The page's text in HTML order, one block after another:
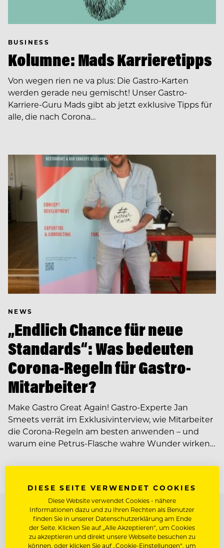
BUSINESS
Kolumne: Mads Karrieretipps
Von wegen rien ne va plus: Die Gastro-Karten
werden gerade neu gemischt! Unser Gastro-
Karriere-Guru Mads gibt ab jetzt exklusive Tipps für
alle, die nach Corona…
NEWS
„Endlich Chance für neue
Standards“: Was bedeuten
Corona-Regeln für Gastro-
Mitarbeiter?
Make Gastro Great Again! Gastro-Experte Jan
Smeets verrät im Exklusivinterview, wie Mitarbeiter
die Corona-Regeln am besten anwenden – und
warum eine Petrus-Flasche wahre Wunder wirken…
TOP ARBEITGEBER
DIESE SEITE VERWENDET COOKIES
Diese Website verwendet Cookies - nähere
Informationen dazu und zu Ihren Rechten als Benutzer
finden Sie in unserer Datenschutzerklärung am Ende
der Seite. Klicken Sie auf „Alle Akzeptieren“, um Cookies
zu akzeptieren und direkt unsere Webseite besuchen zu
können, oder klicken Sie auf „Cookie-Einstellungen“, um